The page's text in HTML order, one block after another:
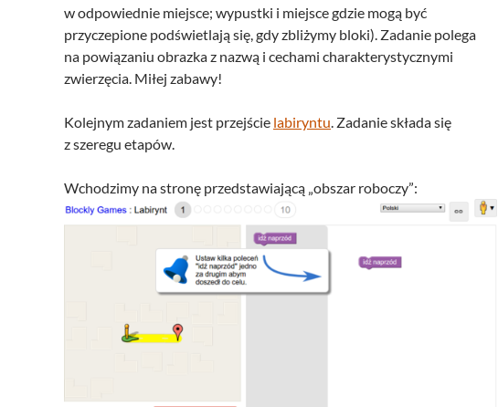
w odpowiednie miejsce; wypustki i miejsce gdzie mogą być
przyczepione podświetlają się, gdy zbliżymy bloki). Zadanie polega
na powiązaniu obrazka z nazwą i cechami charakterystycznymi
zwierzęcia. Miłej zabawy!
Kolejnym zadaniem jest przejście labiryntu. Zadanie składa się
z szeregu etapów.
Wchodzimy na stronę przedstawiającą „obszar roboczy”: